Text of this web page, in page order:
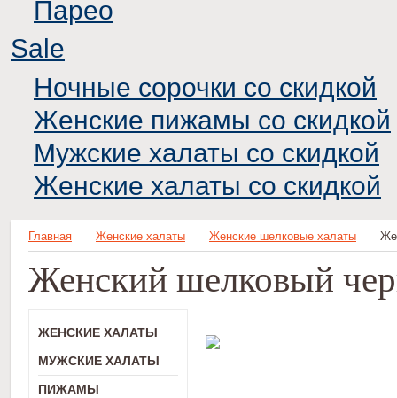
Парео
Sale
Ночные сорочки со скидкой
Женские пижамы со скидкой
Мужские халаты со скидкой
Женские халаты со скидкой
Главная Женские халаты Женские шелковые халаты
Женский шелковый
ЖЕНСКИЕ ХАЛАТЫ
МУЖСКИЕ ХАЛАТЫ
ПИЖАМЫ